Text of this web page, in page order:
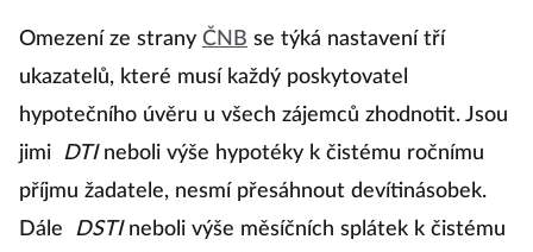
Omezení ze strany ČNB se týká nastavení tří
ukazatelů, které musí každý poskytovatel
hypotečního úvěru u všech zájemců zhodnotit. Jsou
jimi
DTIneboli výše hypotéky k čistému ročnímu
příjmu žadatele, nesmí přesáhnout devítinásobek.
Dále
DSTIneboli výše měsíčních splátek k čistému